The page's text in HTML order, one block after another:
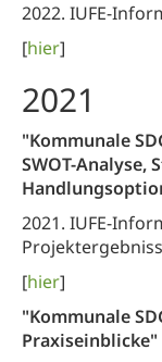
2022. IUFE-
[hier]
2021
"Kommunale
SWOT-
2021. IUFE-
[hier]
"Kommunale
Praxiseinblicke"